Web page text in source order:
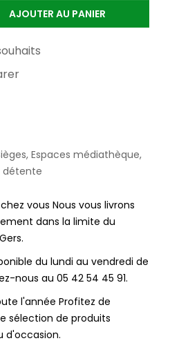
AJOUTER AU PANIER
, Espaces médiathèque,
détente
vous Nous vous livrons
dans la limite du
du lundi au vendredi de
nous au 05 42 54 45 91.
l'année Profitez de
sélection de produits
d'occasion.